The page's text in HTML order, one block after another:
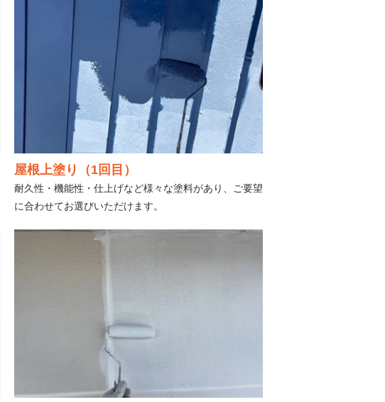
屋根上塗り（1回目）
耐久性・機能性・仕上げなど様々な塗料があり、ご要望
に合わせてお選びいただけます。